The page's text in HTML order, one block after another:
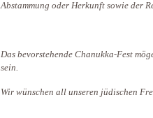
Abstammung oder Herkunft sowie der
Das bevorstehende Chanukka-Fest
sein.
Wir wünschen all unseren jüdischen